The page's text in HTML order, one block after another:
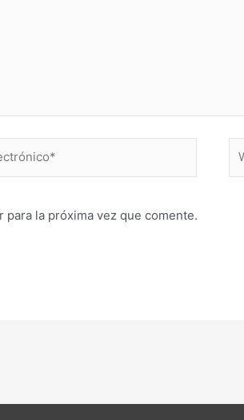
la próxima vez que comente.